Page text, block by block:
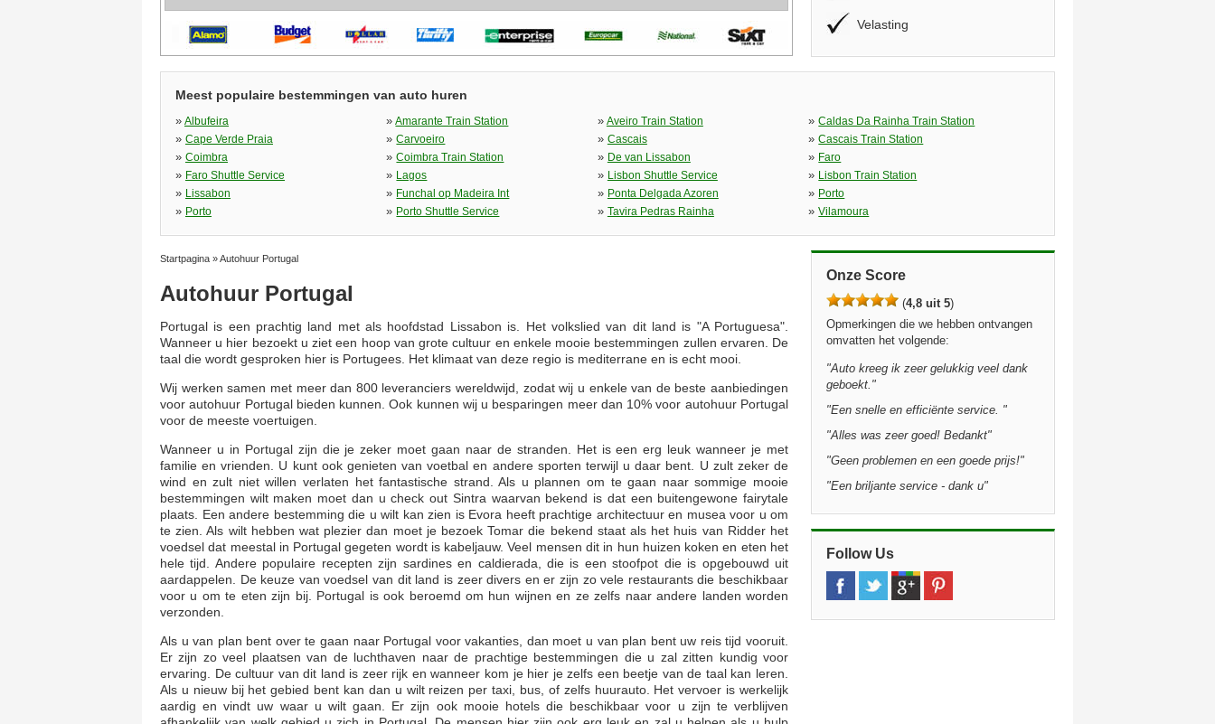
Velasting
Meest populaire bestemmingen van auto huren
» Albufeira »Amarante Train Station » Aveiro Train Station »Caldas Da Rainha Train Station
» Cape Verde Praia »Carvoeiro » Cascais »Cascais Train Station
» Coimbra »Coimbra Train Station » De van Lissabon » Faro
» Faro Shuttle Service » Lagos » Lisbon Shuttle Service » Lisbon Train Station
» Lissabon » Funchal op Madeira Int » Ponta Delgada Azoren » Porto
» Porto » Porto Shuttle Service » Tavira Pedras Rainha »Vilamoura
Startpagina »Autohuur Portugal
Autohuur Portugal
Portugal is een prachtig land met als hoofdstad Lissabon is. Het volkslied van dit land is "A Portuguesa".
Wanneer u hier bezoekt u ziet een hoop van grote cultuur en enkele mooie bestemmingen zullen ervaren. De
taal die wordt gesproken hier is Portugees. Het klimaat van deze regio is mediterrane en is echt mooi.
Wij werken samen met meer dan 800 leveranciers wereldwijd, zodat wij u enkele van de beste aanbiedingen
voor autohuur Portugal bieden kunnen. Ook kunnen wij u besparingen meer dan 10% voor autohuur Portugal
voor de meeste voertuigen.
Wanneer u in Portugal zijn die je zeker moet gaan naar de stranden. Het is een erg leuk wanneer je met
familie en vrienden. U kunt ook genieten van voetbal en andere sporten terwijl u daar bent. U zult zeker de
wind en zult niet willen verlaten het fantastische strand. Als u plannen om te gaan naar sommige mooie
bestemmingen wilt maken moet dan u check out Sintra waarvan bekend is dat een buitengewone fairytale
plaats. Een andere bestemming die u wilt kan zien is Evora heeft prachtige architectuur en musea voor u om
te zien. Als wilt hebben wat plezier dan moet je bezoek Tomar die bekend staat als het huis van Ridder het
voedsel dat meestal in Portugal gegeten wordt is kabeljauw. Veel mensen dit in hun huizen koken en eten het
hele tijd. Andere populaire recepten zijn sardines en caldierada, die is een stoofpot die is opgebouwd uit
aardappelen. De keuze van voedsel van dit land is zeer divers en er zijn zo vele restaurants die beschikbaar
voor u om te eten zijn bij. Portugal is ook beroemd om hun wijnen en ze zelfs naar andere landen worden
verzonden.
Als u van plan bent over te gaan naar Portugal voor vakanties, dan moet u van plan bent uw reis tijd vooruit.
Er zijn zo veel plaatsen van de luchthaven naar de prachtige bestemmingen die u zal zitten kundig voor
ervaring. De cultuur van dit land is zeer rijk en wanneer kom je hier je zelfs een beetje van de taal kan leren.
Als u nieuw bij het gebied bent kan dan u wilt reizen per taxi, bus, of zelfs huurauto. Het vervoer is werkelijk
aardig en vindt uw waar u wilt gaan. Er zijn ook mooie hotels die beschikbaar voor u zijn te verblijven
Onze Score
(4,8 uit 5)
Opmerkingen die we hebben ontvangen
omvatten het volgende:
"Auto kreeg ik zeer gelukkig veel dank
geboekt."
"Een snelle en efficiënte service. "
"Alles was zeer goed! Bedankt"
"Geen problemen en een goede prijs!"
"Een briljante service - dank u"
Follow Us